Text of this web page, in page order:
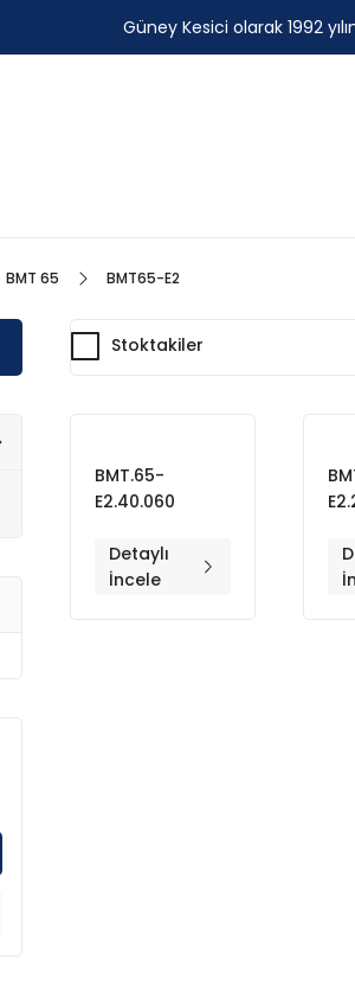
Güney Kesici olarak 1992
BMT 65 BMT65-E2
Stoktakiler
BMT.65-
E2.40.060
Detaylı
İncele